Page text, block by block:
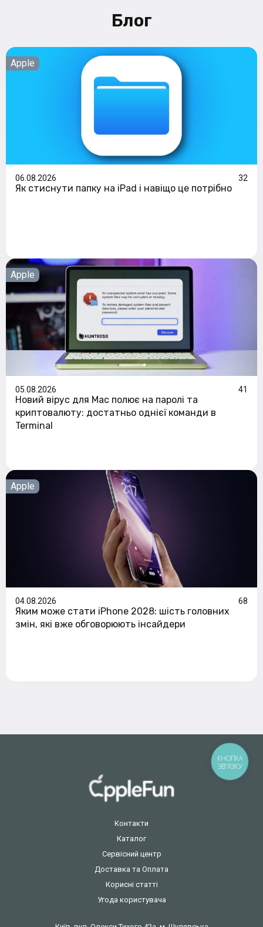
Блог
Apple
06.08.2026 32
Як стиснути папку на iPad і навіщо це потрібно
Apple
05.08.2026 41
Новий вірус для Mac полює на паролі та
криптовалюту: достатньо однієї команди в
Terminal
Apple
04.08.2026 68
Яким може стати iPhone 2028: шість головних
змін, які вже обговорюють інсайдери
Контакти
Каталог
Сервісний центр
Доставка та Оплата
Корисні статті
Угода користувача
КНОПКА
ЗВ'ЯЗКУ